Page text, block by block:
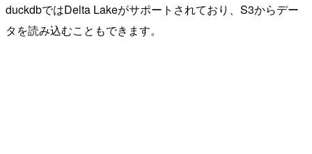
duckdbではDelta Lakeがサポートされており、S3からデー
タを読み込むこともできます。